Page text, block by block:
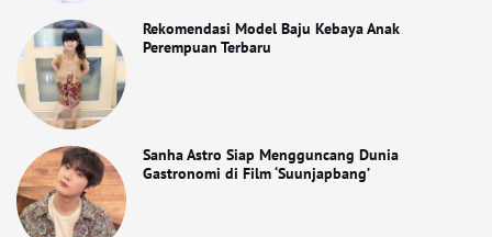
Rekomendasi Model Baju Kebaya Anak
Perempuan Terbaru
Sanha Astro Siap Mengguncang Dunia
Gastronomi di Film ‘Suunjapbang’